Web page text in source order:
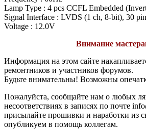
Lamp Type : 4 pcs CCFL Embedded
Signal Interface : LVDS (1 ch, 8-bit), 30
Voltage : 12.0V
Внимание
Информация на этом сайте
ремонтников и участников форумов.
Будьте внимательны! Возможны
Пожалуйста, сообщайте нам о любых
несоответствиях в записях по почте
присылайте прошивки и наработки из
опубликуем в помощь коллегам.